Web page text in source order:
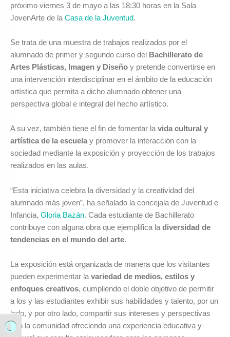
Alternar alto contraste
próximo viernes 3 de mayo a las 18:30 horas en la Sala
JovenArte de la Casa de la Juventud.
Se trata de una muestra de trabajos realizados por el
alumnado de primer y segundo curso del Bachillerato de
Artes Plásticas, Imagen y Diseño y pretende convertirse en
una intervención interdisciplinar en el ámbito de la educación
artística que permita a dicho alumnado obtener una
perspectiva global e integral del hecho artístico.
A su vez, también tiene el fin de fomentar la vida cultural y
artística de la escuela y promover la interacción con la
sociedad mediante la exposición y proyección de los trabajos
realizados en las aulas.
“Esta iniciativa celebra la diversidad y la creatividad del
alumnado más joven”, ha señalado la concejala de Juventud e
Infancia, Gloria Bazán. Cada estudiante de Bachillerato
contribuye con alguna obra que ejemplifica la diversidad de
tendencias en el mundo del arte.
La exposición está organizada de manera que los visitantes
pueden experimentar la variedad de medios, estilos y
enfoques creativos, cumpliendo el doble objetivo de permitir
a los y las estudiantes exhibir sus habilidades y talento, por un
lado, y por otro lado, compartir sus intereses y perspectivas
con la comunidad ofreciendo una experiencia educativa y